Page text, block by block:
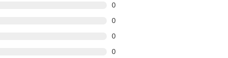
0
0
0
0